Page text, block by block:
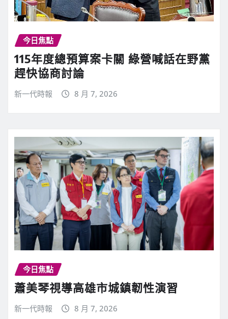
今日焦點
115年度總預算案卡關 綠營喊話在野黨
趕快協商討論
新一代時報 8 月 7, 2026
今日焦點
蕭美琴視導高雄市城鎮韌性演習
新一代時報 8 月 7, 2026